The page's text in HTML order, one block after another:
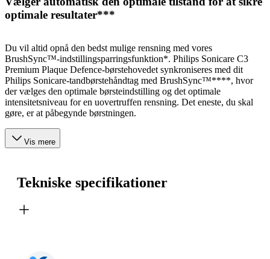
optimale resultater***
Du vil altid opnå den bedst mulige rensning med vores
BrushSync™-indstillingsparringsfunktion*. Philips Sonicare C3
Premium Plaque Defence-børstehovedet synkroniseres med dit
Philips Sonicare-tandbørstehåndtag med BrushSync™****, hvor
der vælges den optimale børsteindstilling og det optimale
intensitetsniveau for en uovertruffen rensning. Det eneste, du skal
gøre, er at påbegynde børstningen.
Vis mere
Tekniske specifikationer